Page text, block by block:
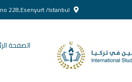
الصفحة